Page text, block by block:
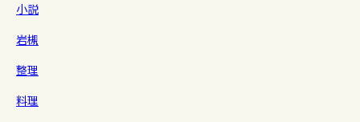
小説
岩槻
整理
料理